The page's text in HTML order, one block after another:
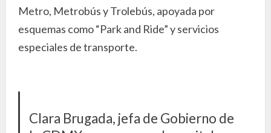
Metro, Metrobús y Trolebús, apoyada por
esquemas como “Park and Ride” y servicios
especiales de transporte.
Clara Brugada, jefa de Gobierno de